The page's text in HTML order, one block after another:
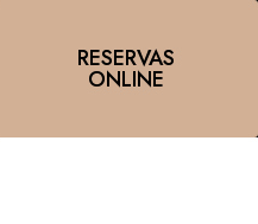
RESERVAS
ONLINE